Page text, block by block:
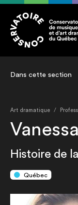
Dans cette section
Mise en scène
Écriture
Professeur.e.s
Art dramatique
Histoire de
Québec